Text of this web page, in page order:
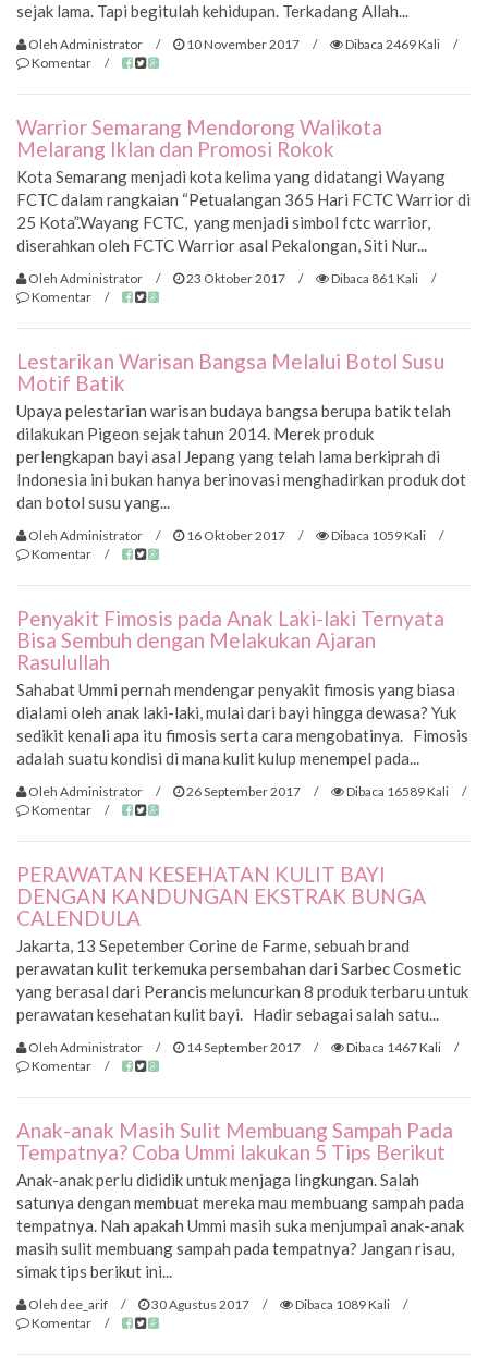
sejak lama. Tapi begitulah kehidupan. Terkadang Allah...
Oleh Administrator / 10 November 2017 / Dibaca 2469 Kali
/
Komentar
/
Warrior Semarang Mendorong Walikota
Melarang Iklan dan Promosi Rokok
Kota Semarang menjadi kota kelima yang didatangi Wayang
FCTC dalam rangkaian “Petualangan 365 Hari FCTC Warrior di
25 Kota”.Wayang FCTC, yang menjadi simbol fctc warrior,
diserahkan oleh FCTC Warrior asal Pekalongan, Siti Nur...
Oleh Administrator / 23 Oktober 2017 / Dibaca 861 Kali
/
Komentar
/
Lestarikan Warisan Bangsa Melalui Botol Susu
Motif Batik
Upaya pelestarian warisan budaya bangsa berupa batik telah
dilakukan Pigeon sejak tahun 2014. Merek produk
perlengkapan bayi asal Jepang yang telah lama berkiprah di
Indonesia ini bukan hanya berinovasi menghadirkan produk dot
dan botol susu yang...
Oleh Administrator / 16 Oktober 2017 / Dibaca 1059 Kali
/
Komentar
/
Penyakit Fimosis pada Anak Laki-laki Ternyata
Bisa Sembuh dengan Melakukan Ajaran
Rasulullah
Sahabat Ummi pernah mendengar penyakit fimosis yang biasa
dialami oleh anak laki-laki, mulai dari bayi hingga dewasa? Yuk
sedikit kenali apa itu fimosis serta cara mengobatinya. Fimosis
adalah suatu kondisi di mana kulit kulup menempel pada...
Oleh Administrator / 26 September 2017 / Dibaca 16589 Kali
/
Komentar
/
PERAWATAN KESEHATAN KULIT BAYI
DENGAN KANDUNGAN EKSTRAK BUNGA
CALENDULA
Jakarta, 13 Sepetember Corine de Farme, sebuah brand
perawatan kulit terkemuka persembahan dari Sarbec Cosmetic
yang berasal dari Perancis meluncurkan 8 produk terbaru untuk
perawatan kesehatan kulit bayi. Hadir sebagai salah satu...
Oleh Administrator / 14 September 2017 / Dibaca 1467 Kali
/
Komentar
/
Anak-anak Masih Sulit Membuang Sampah Pada
Tempatnya? Coba Ummi lakukan 5 Tips Berikut
Anak-anak perlu dididik untuk menjaga lingkungan. Salah
satunya dengan membuat mereka mau membuang sampah pada
tempatnya. Nah apakah Ummi masih suka menjumpai anak-anak
masih sulit membuang sampah pada tempatnya? Jangan risau,
simak tips berikut ini...
Oleh dee_arif / 30 Agustus 2017 / Dibaca 1089 Kali
/
Komentar
/